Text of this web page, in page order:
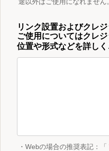
リンク設置およびクレ
ご使用についてはクレ
位置や形式などを詳し
・Webの場合の推奨表記：「